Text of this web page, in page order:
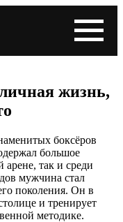
жизнь,
боксёров
большое
арене, так и среди
мужчина стал
поколения. Он в
и тренирует
методике.